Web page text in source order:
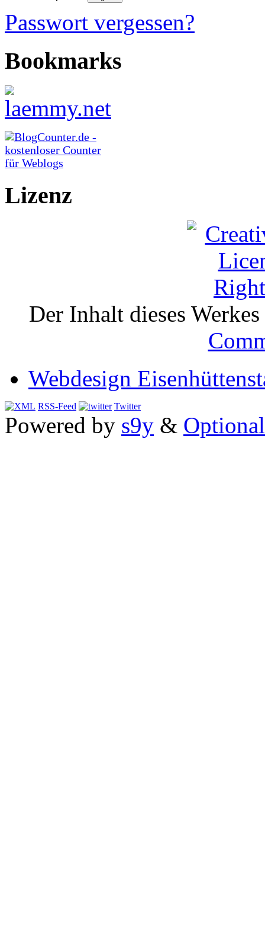
Passwort vergessen?
Bookmarks
Lizenz
Der Inhalt dieses
Webdesign
RSS-Feed Twitter
Powered by s9y &